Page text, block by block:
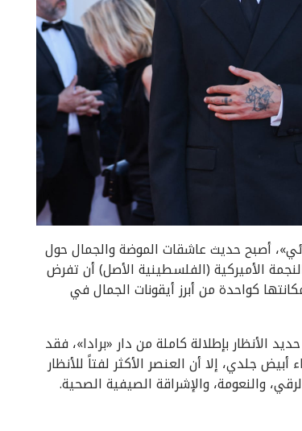
أصبح حديث عاشقات الموضة والجمال حول
الأميركية (الفلسطينية الأصل) أن تفرض
كواحدة من أبرز أيقونات الجمال في
خطفت بيلا حديد الأنظار بإطلالة كاملة من دار «برادا»، فقد
جلدي، إلا أن العنصر الأكثر لفتاً للأنظار
والنعومة، والإشراقة الصيفية الصحية.